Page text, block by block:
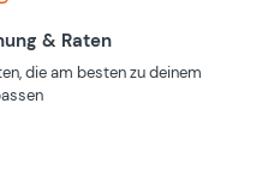
& Raten
die am besten zu deinem